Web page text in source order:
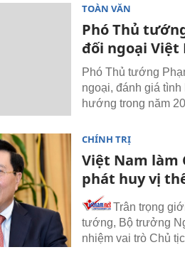
TOÀN VĂN
Phó Thủ
đối ngoại Việt
Phó Thủ tướng
ngoại, đánh giá
hướng trong năm
CHÍNH TRỊ
Việt Nam làm
phát huy vị
Trân trọng
tướng, Bộ trưởng
nhiệm vai trò Chủ